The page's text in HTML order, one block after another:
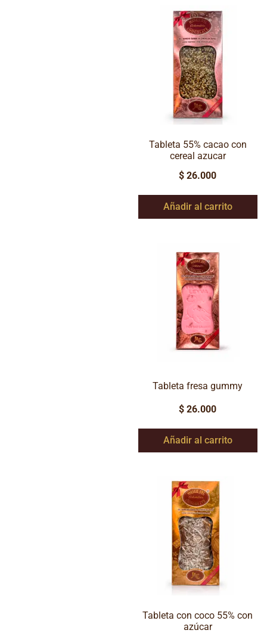
Tableta 55% cacao con
cereal azucar
$ 26.000
Añadir al carrito
Tableta fresa gummy
$ 26.000
Añadir al carrito
Tableta con coco 55% con
azúcar